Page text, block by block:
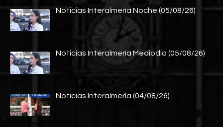
Noticias Interalmería Noche (05/08/26)
Noticias Interalmería Mediodía (05/08/26)
Noticias Interalmería (04/08/26)